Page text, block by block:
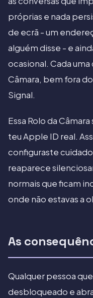
próprias e nada
de ecrã - um
alguém disse - e
ocasional. Cada uma
Câmara, bem fora
Signal.
Essa Rolo da
teu Apple ID real.
configuraste
reaparece
normais que ficam
onde não estavas a
As
Qualquer pessoa
desbloqueado e